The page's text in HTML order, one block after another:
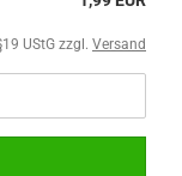
UStG zzgl. Versand